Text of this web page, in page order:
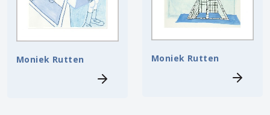
Moniek Rutten Moniek Rutten